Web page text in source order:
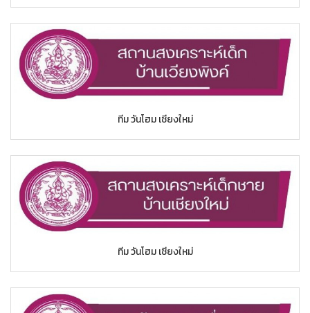
ทีม วันโฮม เชียงใหม่
ทีม วันโฮม เชียงใหม่